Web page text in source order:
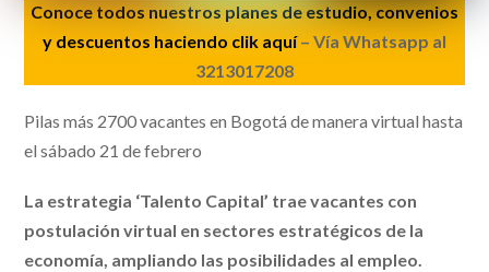
Conoce todos nuestros planes de estudio, convenios
y descuentos haciendo clik aquí– Vía Whatsapp al
3213017208
Pilas más 2700 vacantes en Bogotá de manera virtual hasta
el sábado 21 de febrero
La estrategia ‘Talento Capital’ trae vacantes con
postulación virtual en sectores estratégicos de la
economía, ampliando las posibilidades al empleo.